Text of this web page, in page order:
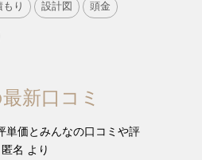
もり 設計図 頭金
新口コミ
単価とみんなの口コミや評
匿名 より